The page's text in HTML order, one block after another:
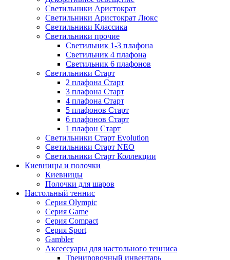
Светильники Аристократ
Светильники Аристократ Люкс
Светильники Классика
Светильники прочие
Светильник 1-3 плафона
Светильник 4 плафона
Светильник 6 плафонов
Светильники Старт
2 плафона Старт
3 плафона Старт
4 плафона Старт
5 плафонов Старт
6 плафонов Старт
1 плафон Старт
Светильники Старт Evolution
Светильники Старт NEO
Светильники Старт Коллекции
Киевницы и полочки
Киевницы
Полочки для шаров
Настольный теннис
Серия Olympic
Серия Game
Серия Compact
Серия Sport
Gambler
Аксессуары для настольного тенниса
Тренировочный инвентарь